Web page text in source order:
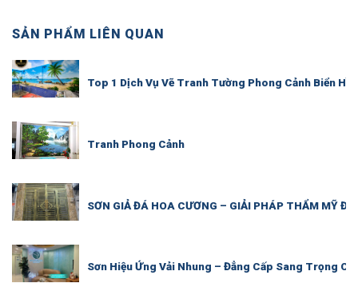
SẢN PHẨM LIÊN QUAN
Top 1 Dịch Vụ Vẽ Tranh Tường Phong Cảnh Biển Hồ
Tranh Phong Cảnh
SƠN GIẢ ĐÁ HOA CƯƠNG – GIẢI PHÁP THẨM MỸ
Sơn Hiệu Ứng Vải Nhung – Đẳng Cấp Sang Trọng